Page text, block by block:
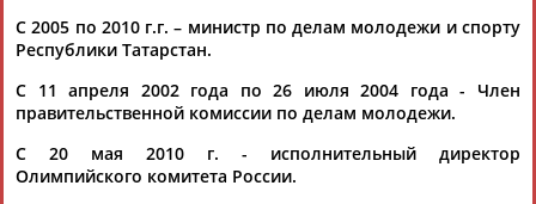
...комитета игр "Дети Азии", член Комитета по спортуМарат
Бариев. - Больше месяца назад состоялось закрытие I...
...игр "Дети Азии", член Комитета по спортуМарат
Бариев
подчеркнул, что игры "Дети Азии" дали жителям...
(Проект: Информационное агентство СТАДИОН)
28.03.2019
Депутаты Дегтярев и Бариев вошли в состав оргкомитета
С 2005 по 2010 г.г. – министр по делам молодежи и спорту
Республики Татарстан.
С 11 апреля 2002 года по 26 июля 2004 года - Член
правительственной комиссии по делам молодежи.
С 20 мая 2010 г. - исполнительный директор
Олимпийского комитета России.